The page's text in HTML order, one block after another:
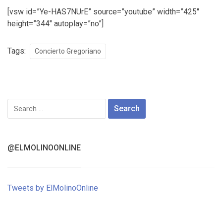
[vsw id=”Ye-HAS7NUrE” source=”youtube” width=”425″
height=”344″ autoplay=”no”]
Tags: Concierto Gregoriano
Search
for:
@ELMOLINOONLINE
Tweets by ElMolinoOnline